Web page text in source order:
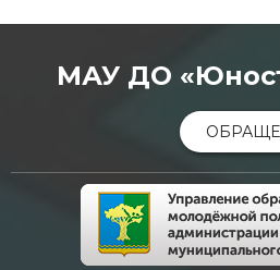
МАУ ДО